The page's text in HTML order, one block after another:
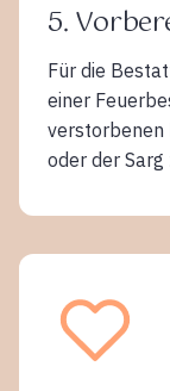
5.
Für die
einer
verstorbenen
oder der